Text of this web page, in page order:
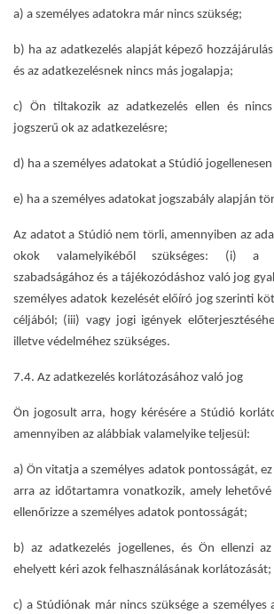
a) a személyes adatokra már nincs szükség;
b) ha az adatkezelés alapját képező
és az adatkezelésnek nincs más jogalapja;
c) Ön tiltakozik az adatkezelés ellen és
jogszerű ok az adatkezelésre;
d) ha a személyes adatokat a Stúdió
e) ha a személyes adatokat jogszabály alapján
Az adatot a Stúdió nem törli, amennyiben az
okok valamelyikéből szükséges: (i) a
szabadságához és a tájékozódáshoz való jog
személyes adatok kezelését előíró jog szerinti
céljából; (iii) vagy jogi igények
illetve védelméhez szükséges.
7.4. Az adatkezelés korlátozásához való jog
Ön jogosult arra, hogy kérésére a Stúdió
amennyiben az alábbiak valamelyike teljesül:
a) Ön vitatja a személyes adatok pontosságát,
arra az időtartamra vonatkozik, amely
ellenőrizze a személyes adatok pontosságát;
b) az adatkezelés jogellenes, és Ön ellenzi
ehelyett kéri azok felhasználásának korlátozását;
c) a Stúdiónak már nincs szüksége a személyes